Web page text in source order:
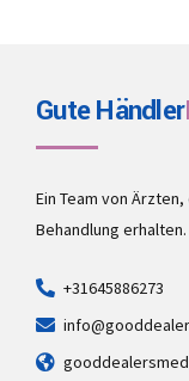
Gute Händler
Ein Team von
Behandlung erhalten.
+31645886273